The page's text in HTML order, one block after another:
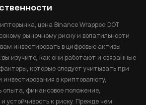
цена Binance Wrapped DOT
рыночному риску и волатильности
инвестировать в цифровые активы
вы изучите, как они работают и связанные
которые следует учитывать при
инвестирования в криптовалюту,
опыта, финансовое положение,
устойчивость к риску. Прежде чем